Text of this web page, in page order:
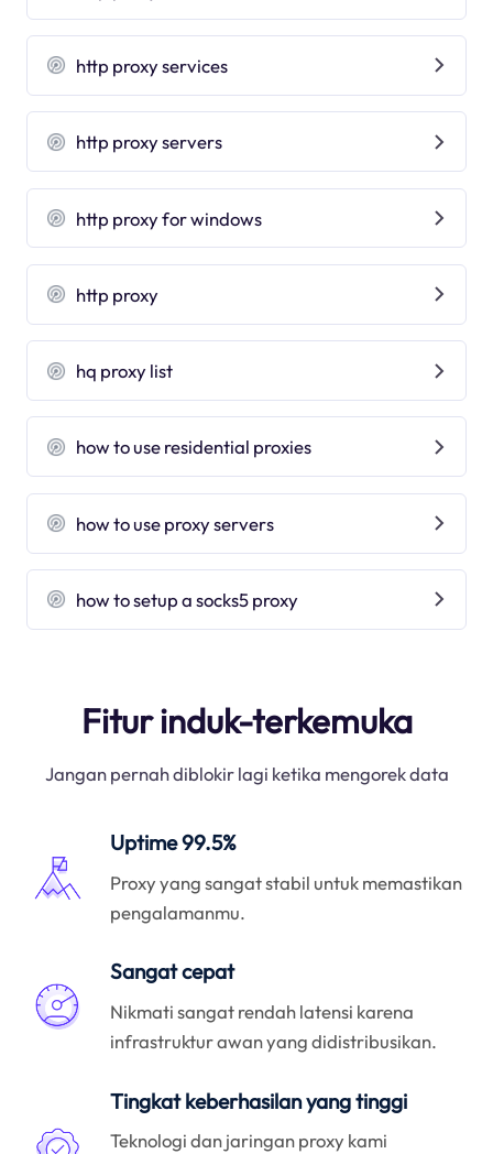
http proxy services
http proxy servers
http proxy for windows
http proxy
hq proxy list
how to use residential proxies
how to use proxy servers
how to setup a socks5 proxy
Fitur induk-terkemuka
Jangan pernah diblokir lagi ketika mengorek data
Uptime 99.5%
Proxy yang sangat stabil untuk memastikan
pengalamanmu.
Sangat cepat
Nikmati sangat rendah latensi karena
infrastruktur awan yang didistribusikan.
Tingkat keberhasilan yang tinggi
Teknologi dan jaringan proxy kami